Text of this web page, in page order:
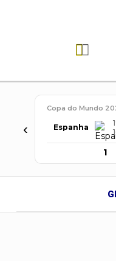
‹
Copa do Mundo
Espanha
1